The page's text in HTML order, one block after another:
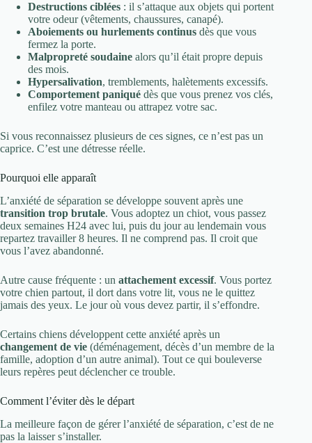
Destructions ciblées : il s’attaque aux objets qui portent
votre odeur (vêtements, chaussures, canapé).
Aboiements ou hurlements continus dès que vous
fermez la porte.
Malpropreté soudaine alors qu’il était propre depuis
des mois.
Hypersalivation, tremblements, halètements excessifs.
Comportement paniqué dès que vous prenez vos clés,
enfilez votre manteau ou attrapez votre sac.
Si vous reconnaissez plusieurs de ces signes, ce n’est pas un
caprice. C’est une détresse réelle.
Pourquoi elle apparaît
L’anxiété de séparation se développe souvent après une
transition trop brutale. Vous adoptez un chiot, vous passez
deux semaines H24 avec lui, puis du jour au lendemain vous
repartez travailler 8 heures. Il ne comprend pas. Il croit que
vous l’avez abandonné.
Autre cause fréquente : un attachement excessif. Vous portez
votre chien partout, il dort dans votre lit, vous ne le quittez
jamais des yeux. Le jour où vous devez partir, il s’effondre.
Certains chiens développent cette anxiété après un
changement de vie (déménagement, décès d’un membre de la
famille, adoption d’un autre animal). Tout ce qui bouleverse
leurs repères peut déclencher ce trouble.
Comment l’éviter dès le départ
La meilleure façon de gérer l’anxiété de séparation, c’est de ne
pas la laisser s’installer.